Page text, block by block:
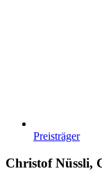
Preisträger
Christof Nüssli,